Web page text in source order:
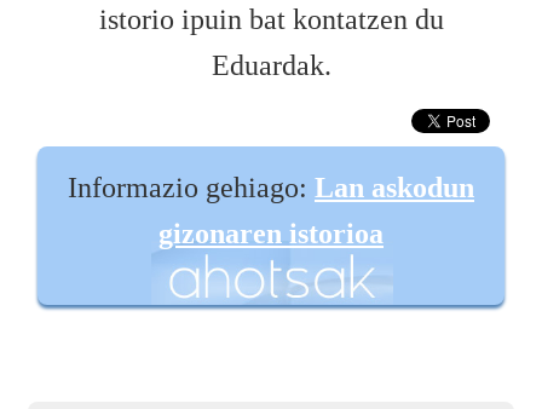
istorio ipuin bat kontatzen du
Eduardak.
Informazio gehiago: Lan askodun
gizonaren istorioa